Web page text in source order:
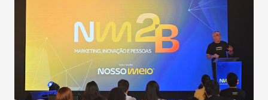
epidemia comum, como temos em todos os anos, com
aumento de casos de dengue, influenza ou H1N1. Trata-se
de uma epidemia com um vírus diferente, com um poder de
contaminação maior que outros coronavírus”, apontou o
secretário. Segundo ele, é uma epidemia com chance de
contaminação alta, podendo gerar um grande risco à